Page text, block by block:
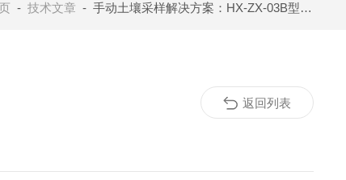
-技术文章 - 手动土壤采样解决方案：HX-ZX-03B型土壤采样器助力精准高效采样
返回列表